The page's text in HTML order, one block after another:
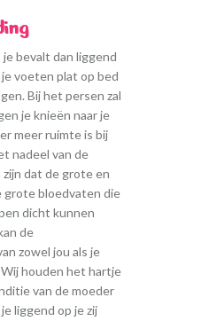
bevalt dan liggend
voeten plat op bed
Bij het persen zal
je knieën naar je
meer ruimte is bij
nadeel van de
dat de grote en
grote bloedvaten die
dicht kunnen
de
zowel jou als je
houden het hartje
van de moeder
liggend op je zij